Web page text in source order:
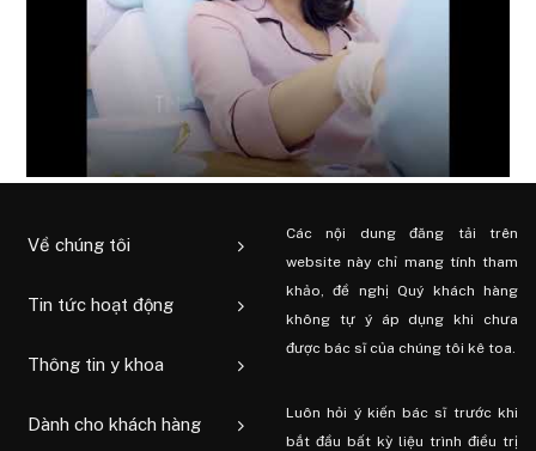
Về chúng tôi
Tin tức hoạt động
Thông tin y khoa
Dành cho khách hàng
Các nội dung đăng tải trên
website này chỉ mang tính tham
khảo, đề nghị Quý khách hàng
không tự ý áp dụng khi chưa
được bác sĩ của chúng tôi kê toa.
Luôn hỏi ý kiến ​​bác sĩ trước khi
bắt đầu bất kỳ liệu trình điều trị